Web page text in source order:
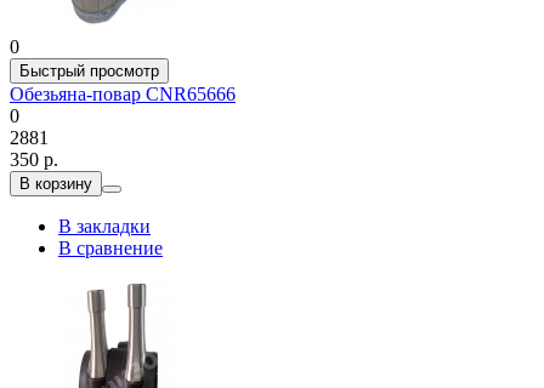
0
Быстрый просмотр
Обезьяна-повар CNR65666
0
2881
350 р.
В корзину
В закладки
В сравнение